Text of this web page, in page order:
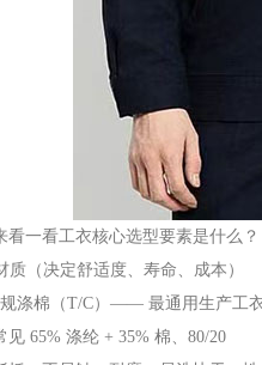
看一看工衣核心选型要素是什么？
质（决定舒适度、寿命、成本）
规涤棉（T/C）—— 最通用生产工
见 65% 涤纶 + 35% 棉、80/20